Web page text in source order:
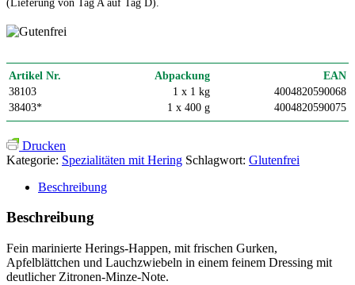
(Lieferung von Tag A auf Tag D).
Artikel Nr. Abpackung
EAN
38103
1 x 1 kg
4004820590068
38403*
1 x 400 g 4004820590075
Drucken
Kategorie: Spezialitäten mit Hering Schlagwort: Glutenfrei
Beschreibung
Beschreibung
Fein marinierte Herings-Happen, mit frischen Gurken,
Apfelblättchen und Lauchzwiebeln in einem feinem Dressing mit
deutlicher Zitronen-Minze-Note.